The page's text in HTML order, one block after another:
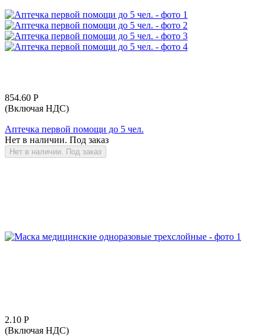
854.60 Р
(Включая НДС)
Аптечка первой помощи до 5 чел.
Нет в наличии. Под заказ
Нет в наличии. Под заказ
2.10 Р
(Включая НДС)